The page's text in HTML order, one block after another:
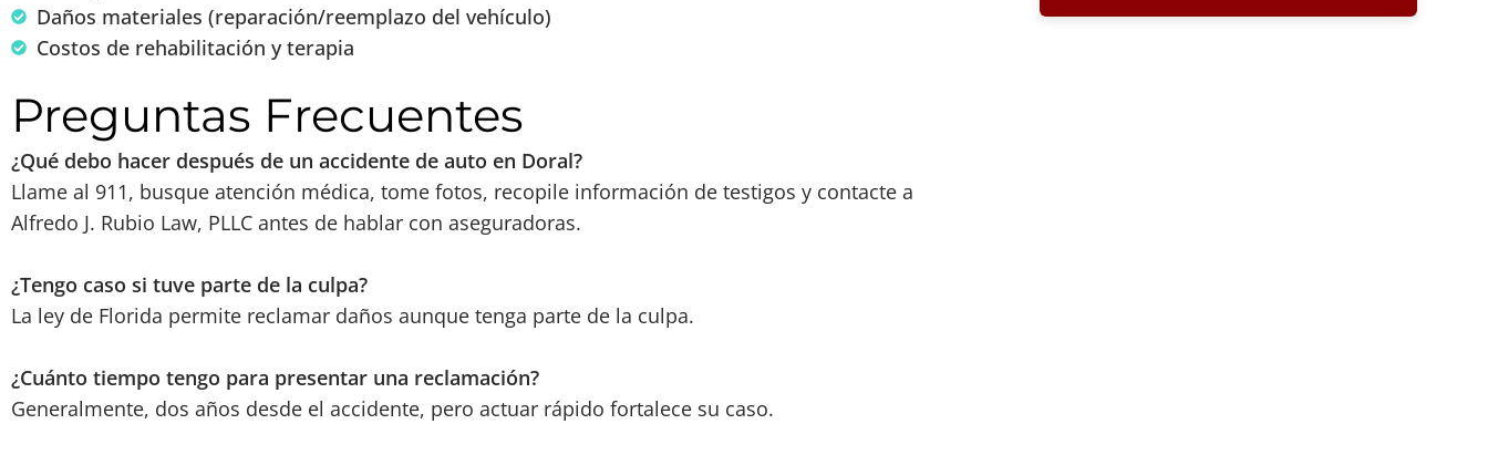
Daños materiales (reparación/reemplazo del vehículo)
Costos de rehabilitación y terapia
Preguntas Frecuentes
¿Qué debo hacer después de un accidente de auto en Doral?
Llame al 911, busque atención médica, tome fotos, recopile información de testigos y contacte a
Alfredo J. Rubio Law, PLLC antes de hablar con aseguradoras.
¿Tengo caso si tuve parte de la culpa?
La ley de Florida permite reclamar daños aunque tenga parte de la culpa.
¿Cuánto tiempo tengo para presentar una reclamación?
Generalmente, dos años desde el accidente, pero actuar rápido fortalece su caso.